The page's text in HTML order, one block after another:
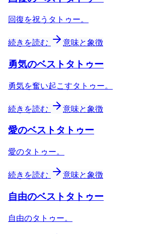
回復を祝うタトゥー。
続きを読む 意味と象徴
勇気のベストタトゥー
勇気を奮い起こすタトゥー。
続きを読む 意味と象徴
愛のベストタトゥー
愛のタトゥー。
続きを読む 意味と象徴
自由のベストタトゥー
自由のタトゥー。